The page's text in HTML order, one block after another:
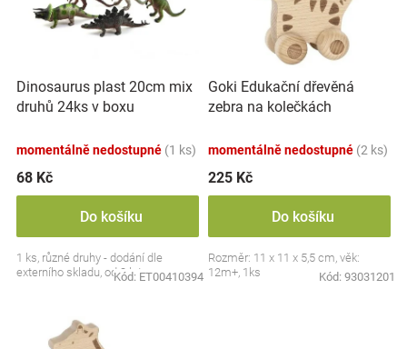
oblečení
Blog
Hračkářství
Přihlášení
ůo
d
u
t
ů
Dinosaurus plast 20cm mix
druhů 24ks v boxu
momentálně nedostupné (1 ks)
68 Kč
Do košíku
1 ks, různé druhy - dodání dle
externího skladu, od 3 let
Kód: ET00410394
Goki Edukační dřevěná
zebra na kolečkách
momentálně nedostupné (2 ks)
225 Kč
Do košíku
Rozměr: 11 x 11 x 5,5 cm, věk:
12m+, 1ks
Kód: 93031201